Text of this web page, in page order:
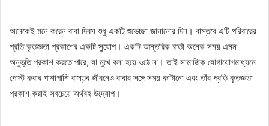
অনেকেই মনে করেন বাবা দিবস শুধু একটি শুভেচ্ছা জানানোর দিন। বাস্তবে এটি পরিবারের
প্রতি কৃতজ্ঞতা প্রকাশের একটি সুযোগ। একটি আন্তরিক বার্তা অনেক সময় এমন
অনুভূতি প্রকাশ করতে পারে, যা মুখে বলা হয়ে ওঠে না। তাই সামাজিক যোগাযোগমাধ্যমে
পোস্ট করার পাশাপাশি বাস্তব জীবনেও বাবার সঙ্গে সময় কাটানো এবং তাঁর প্রতি কৃতজ্ঞতা
প্রকাশ করাই সবচেয়ে অর্থবহ উদ্যোগ।